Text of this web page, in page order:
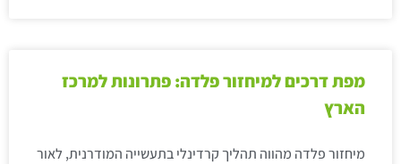
מפת דרכים למיחזור פלדה: פתרונות למרכז
הארץ
מיחזור פלדה מהווה תהליך קרדינלי בתעשייה המודרנית, לאור